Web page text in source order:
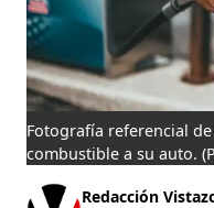
Fotografía referencial
combustible a su auto.
Redacción